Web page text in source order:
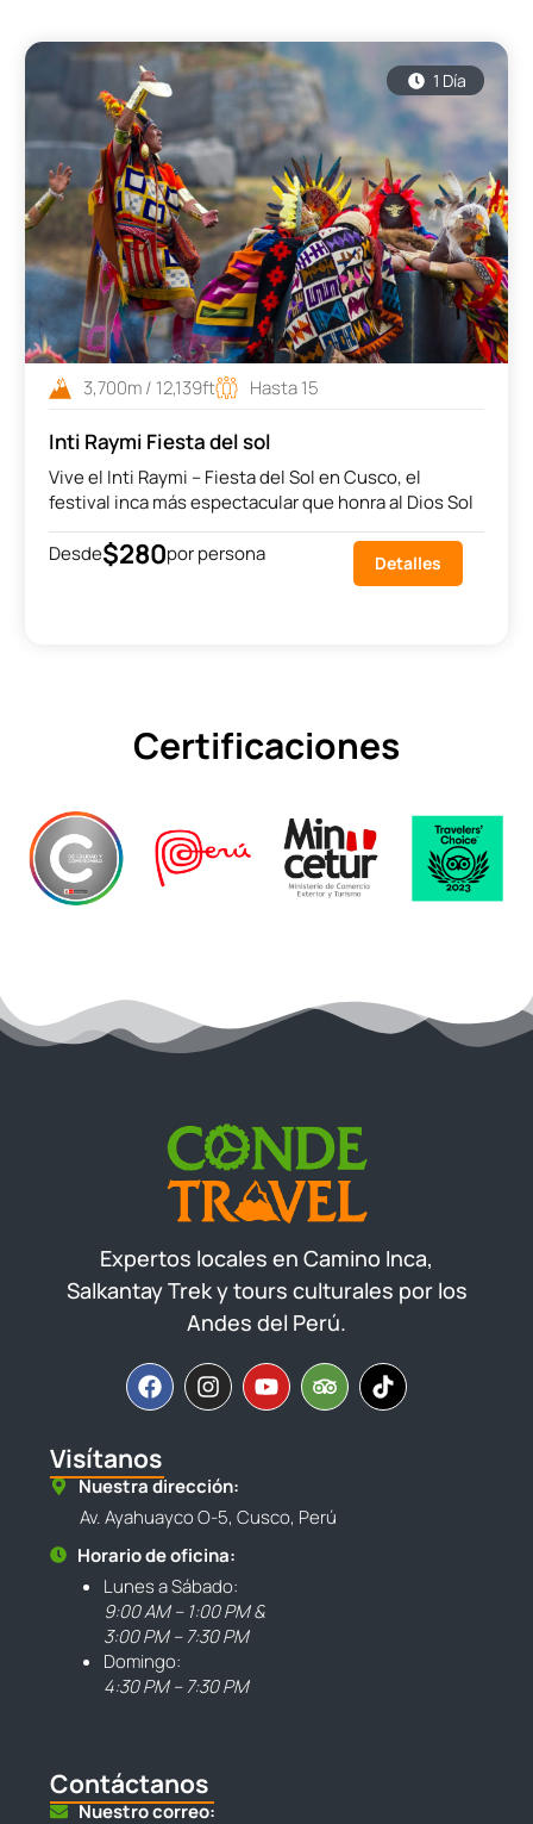
1 Día
3,700m / 12,139ft Hasta 15
Inti Raymi Fiesta del sol
Vive el Inti Raymi – Fiesta del Sol en Cusco, el
festival inca más espectacular que honra al Dios Sol
Desde$280por persona Detalles
Certificaciones
Expertos locales en Camino Inca,
Salkantay Trek y tours culturales por los
Andes del Perú.
Visítanos
Nuestra dirección:
Av. Ayahuayco O-5, Cusco, Perú
Horario de oficina:
Lunes a Sábado:
9:00 AM – 1:00 PM &
3:00 PM – 7:30 PM
Domingo:
4:30 PM – 7:30 PM
Contáctanos
Nuestro correo: